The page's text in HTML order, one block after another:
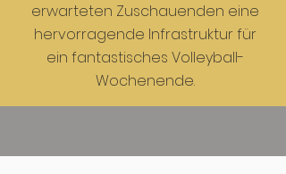
erwarteten Zuschauenden eine
hervorragende Infrastruktur für
ein fantastisches Volleyball-
Wochenende.